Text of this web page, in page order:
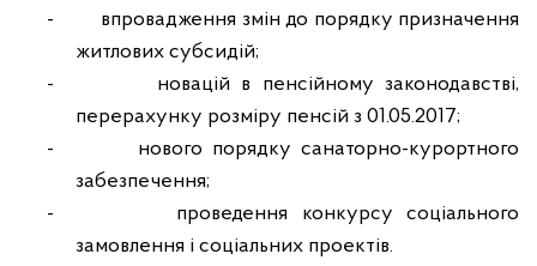
-
впровадження змін до порядку призначення
житлових субсидій;
-
новацій в пенсійному законодавстві,
перерахунку розміру пенсій з 01.05.2017;
-
нового порядку санаторно-курортного
забезпечення;
-
проведення конкурсу соціального
замовлення і соціальних проектів.